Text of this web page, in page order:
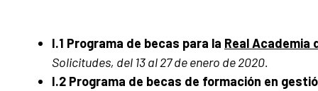
I.1 Programa de becas para la Real Academia
Solicitudes, del 13 al 27 de enero de 2020.
I.2 Programa de becas de formación en